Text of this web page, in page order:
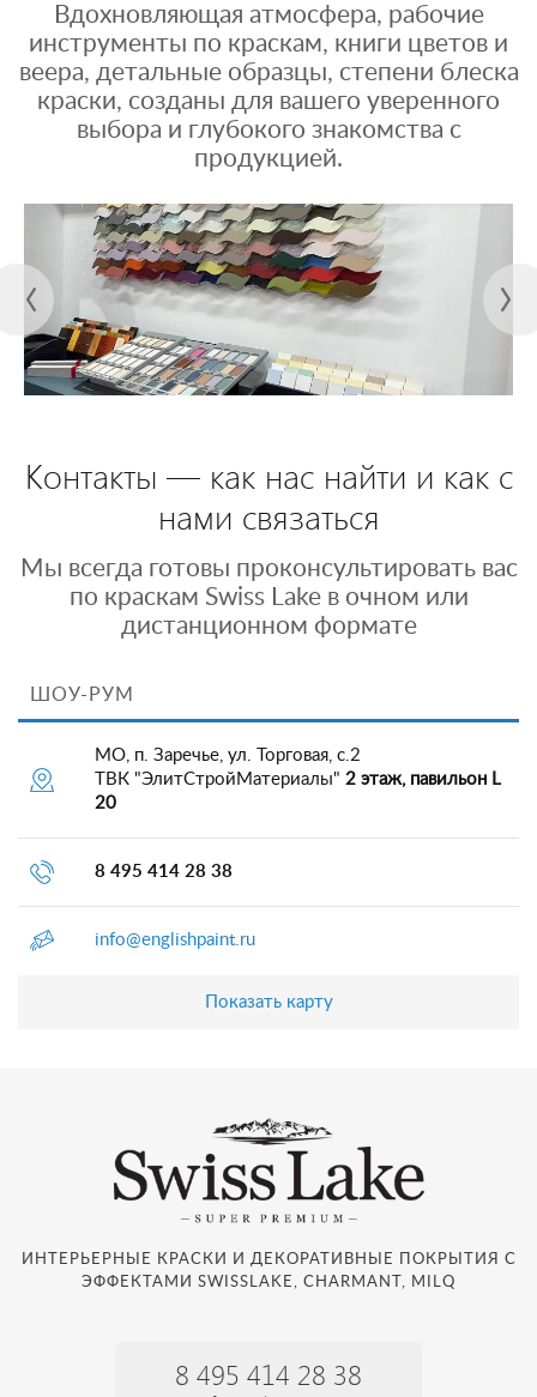
Вдохновляющая атмосфера, рабочие
инструменты по краскам, книги цветов и
веера, детальные образцы, степени блеска
краски, созданы для вашего уверенного
выбора и глубокого знакомства с
продукцией.
Контакты — как нас найти и как с
нами связаться
Мы всегда готовы проконсультировать вас
по краскам Swiss Lake в очном или
дистанционном формате
ШОУ-РУМ
МО, п. Заречье, ул. Торговая, с.2
ТВК "ЭлитСтройМатериалы" 2 этаж, павильон L
20
8 495 414 28 38
info@englishpaint.ru
Показать карту
ИНТЕРЬЕРНЫЕ КРАСКИ И ДЕКОРАТИВНЫЕ ПОКРЫТИЯ С
ЭФФЕКТАМИ SWISSLAKE, CHARMANT, MILQ
8 495 414 28 38